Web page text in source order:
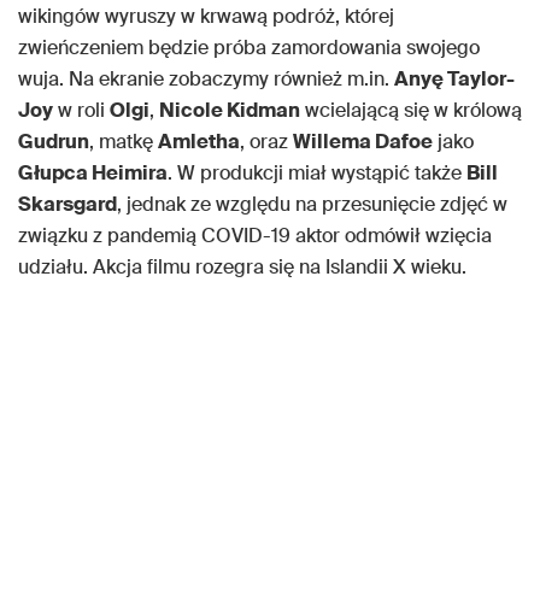
wikingów wyruszy w krwawą podróż, której
zwieńczeniem będzie próba zamordowania swojego
wuja. Na ekranie zobaczymy również m.in. Anyę Taylor-
Joyw roli Olgi, Nicole Kidmanwcielającą się w królową
Gudrun, matkęAmletha, orazWillema Dafoe jako
Głupca Heimira. W produkcji miał wystąpić także Bill
Skarsgard, jednak ze względu na przesunięcie zdjęć w
związku z pandemią COVID-19 aktor odmówił wzięcia
udziału. Akcja filmu rozegra się na Islandii X wieku.